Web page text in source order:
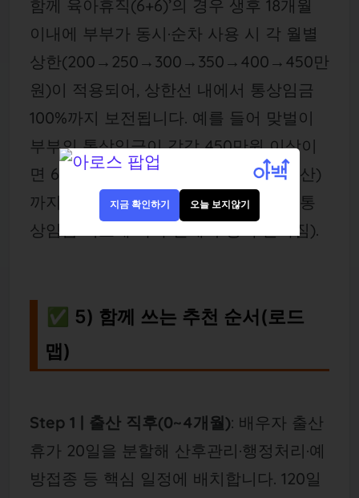
함께 육아휴직(6+6)’의 경우 생후 18개월
이내에 부부가 동시·순차 사용 시 각 월별
상한(200→250→300→350→400→450만
원)이 적용되어, 상한선 내에서 통상임금
100%까지 보전됩니다. 예를 들어 맞벌이
부부의 통상임금이 각각 450만원 이상이
면 6개월 합산 최대 3,900만원(부부 합산)
까지 수령 가능한 구조입니다(상한 및 통
상임금 비교에 따라 실제 수령액 달라짐).
✅ 5) 함께 쓰는 추천 순서(로드
맵)
Step 1 | 출산 직후(0~4개월): 배우자 출산
휴가 20일을 분할해 산후관리·행정처리·예
방접종 등 핵심 일정에 배치합니다. 120일
지금 확인하기 오늘 보지않기